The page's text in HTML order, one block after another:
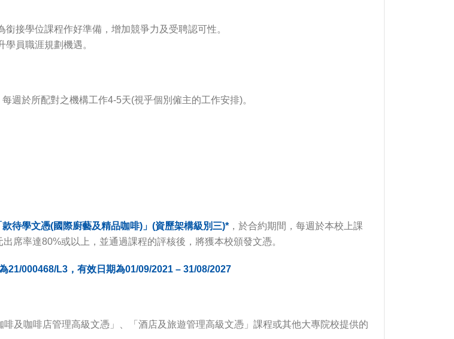
接學位課程作好準備，增加競爭力及受聘認可性。
員職涯規劃機遇。
週於所配對之機構工作4-5天(視乎個別僱主的工作安排)。
款待學文憑(國際廚藝及精品咖啡)」(資歷架構級別三)* ，於合約期間，每週於本校上課
席率達80%或以上，並通過課程的評核後，將獲本校頒發文憑。
21/000468/L3，有效日期為01/09/2021 – 31/08/2027
及咖啡店管理高級文憑」、「酒店及旅遊管理高級文憑」課程或其他大專院校提供的